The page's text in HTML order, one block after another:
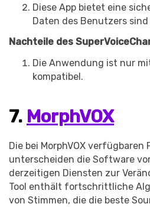
Diese App bietet eine
Daten des Benutzers
Nachteile des
Die Anwendung ist nur
kompatibel.
7. MorphVOX
Die bei MorphVOX
unterscheiden die Software
derzeitigen Diensten zur
Tool enthält fortschrittliche
von Stimmen, die die beste